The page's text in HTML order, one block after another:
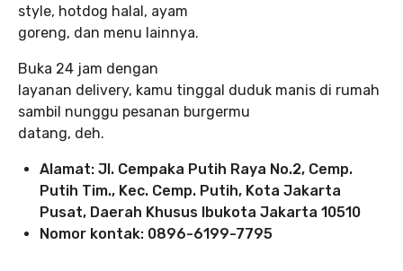
style, hotdog halal, ayam
goreng, dan menu lainnya.
Buka 24 jam dengan
layanan delivery, kamu tinggal duduk manis di rumah
sambil nunggu pesanan burgermu
datang, deh.
Alamat: Jl. Cempaka Putih Raya No.2, Cemp.
Putih Tim., Kec. Cemp. Putih, Kota Jakarta
Pusat, Daerah Khusus Ibukota Jakarta 10510
Nomor kontak: 0896-6199-7795